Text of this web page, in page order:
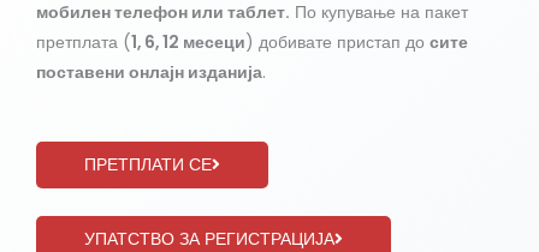
мобилен телефон или таблет. По купување на пакет
претплата (1, 6, 12 месеци) добивате пристап до сите
поставени онлајн изданија.
ПРЕТПЛАТИ СЕ
УПАТСТВО ЗА РЕГИСТРАЦИЈА